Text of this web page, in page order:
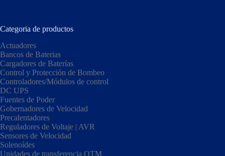
Categoria de productos
Actuadores
Bancos de Baterias
Cargadores de Baterías
Control y Protección de Bombeo
Controladores/Módulos de control
DC UPS
Fuentes de Poder
Gobernadores de Velocidad
Precalentadores
Reguladores de Voltaje | AVR
Sensores de Velocidad
Solenoídes
Unidades de transferencia OTM